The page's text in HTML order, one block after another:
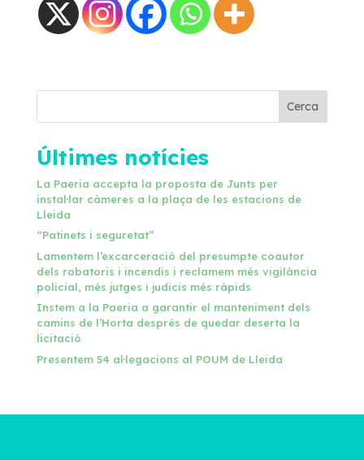
Cerca
Últimes notícies
La Paeria accepta la proposta de Junts per
instal·lar càmeres a la plaça de les estacions de
Lleida
“Patinets i seguretat”
Lamentem l’excarceració del presumpte coautor
dels robatoris i incendis i reclamem més vigilància
policial, més jutges i judicis més ràpids
Instem a la Paeria a garantir el manteniment dels
camins de l’Horta després de quedar deserta la
licitació
Presentem 54 al·legacions al POUM de Lleida